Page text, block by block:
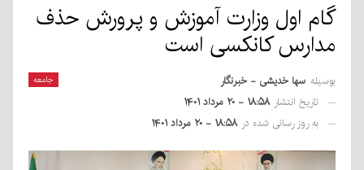
گام اول وزارت آموزش و پرورش حذف
مدارس کانکسی است
جامعه بوسیله سها خدیشی - خبرنگار
تاریخ انتشار ۱۸:۵۸ - ۲۰ مرداد ۱۴۰۱
به روز رسانی شده در ۱۸:۵۸ - ۲۰ مرداد ۱۴۰۱